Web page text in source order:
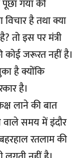
गया की
है तथा क्या
तो इस पर मंत्री
कोई जरूरत नहीं है।
है क्योंकि
है।
लाने की बात
वाले समय में इंदौर
रतलाम की